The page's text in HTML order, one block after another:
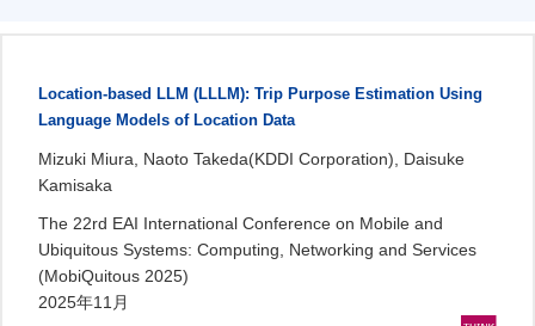
Location-based LLM (LLLM): Trip Purpose Estimation Using
Language Models of Location Data
Mizuki Miura, Naoto Takeda(KDDI Corporation), Daisuke
Kamisaka
The 22rd EAI International Conference on Mobile and
Ubiquitous Systems: Computing, Networking and Services
(MobiQuitous 2025)
2025年11月